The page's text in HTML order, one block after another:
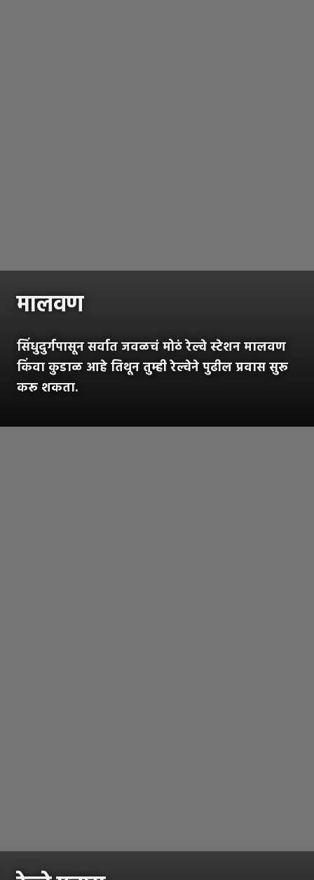
मालवण
सिंधुदुर्गपासून सर्वात जवळचं मोठं रेल्वे स्टेशन मालवण
किंवा कुडाळ आहे तिथून तुम्ही रेल्वेने पुढील प्रवास सुरू
करू शकता.